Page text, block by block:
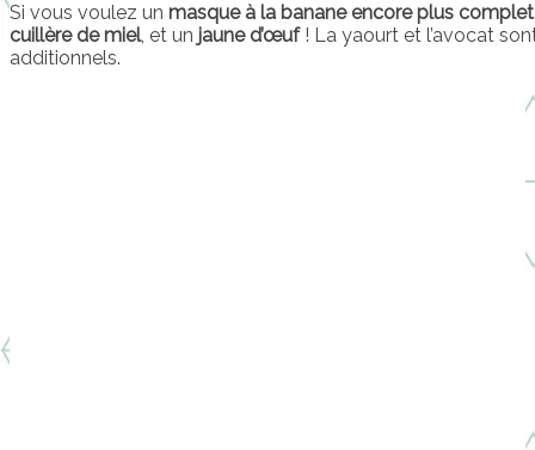
Si vous voulez un masque à la banane encore plus complet
cuillère de miel, et un jaune d’œuf! La yaourt et l’avocat
additionnels.